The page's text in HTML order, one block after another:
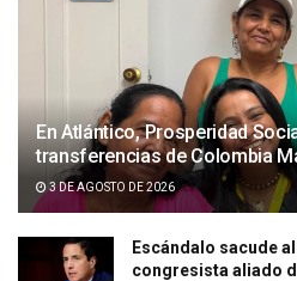
En Atlántico, Prosperidad
transferencias de Colombia
3 DE AGOSTO DE 2026
Escándalo sacude
congresista aliado